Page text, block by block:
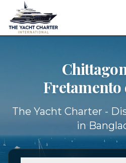
Fretamento
The Yacht Charter -
in